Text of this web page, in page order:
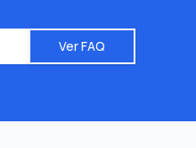
Ver FAQ